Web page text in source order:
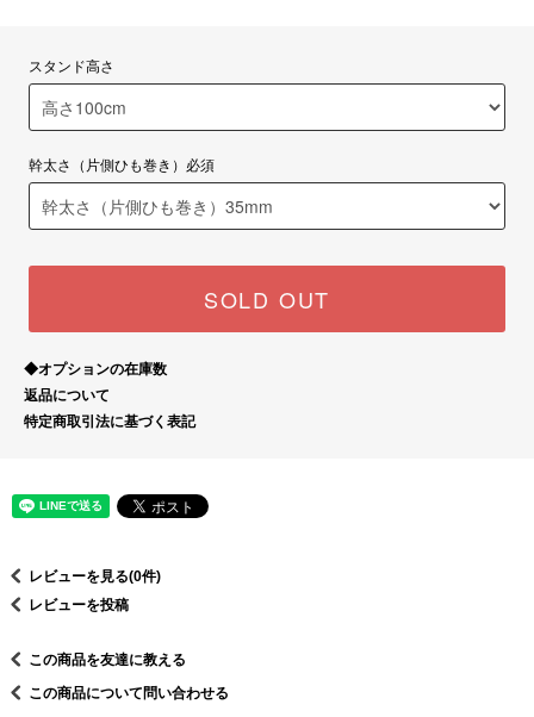
スタンド高さ
幹太さ（片側ひも巻き）必須
SOLD OUT
◆オプションの在庫数
返品について
特定商取引法に基づく表記
レビューを見る(0件)
レビューを投稿
この商品を友達に教える
この商品について問い合わせる